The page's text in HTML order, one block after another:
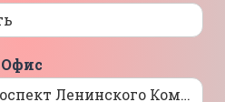
Офис